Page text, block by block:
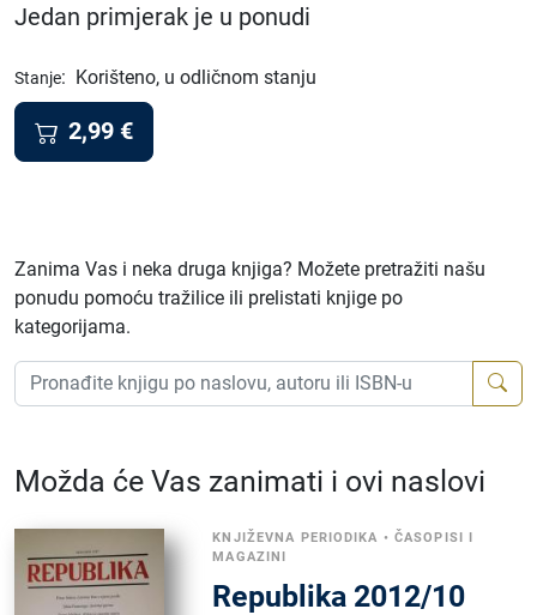
Jedan primjerak je u ponudi
Stanje: Korišteno, u odličnom stanju
2,99 €
Zanima Vas i neka druga knjiga? Možete pretražiti našu
ponudu pomoću tražilice ili prelistati knjige po
kategorijama.
Možda će Vas zanimati i ovi naslovi
KNJIŽEVNA PERIODIKA • ČASOPISI I
MAGAZINI
Republika 2012/10